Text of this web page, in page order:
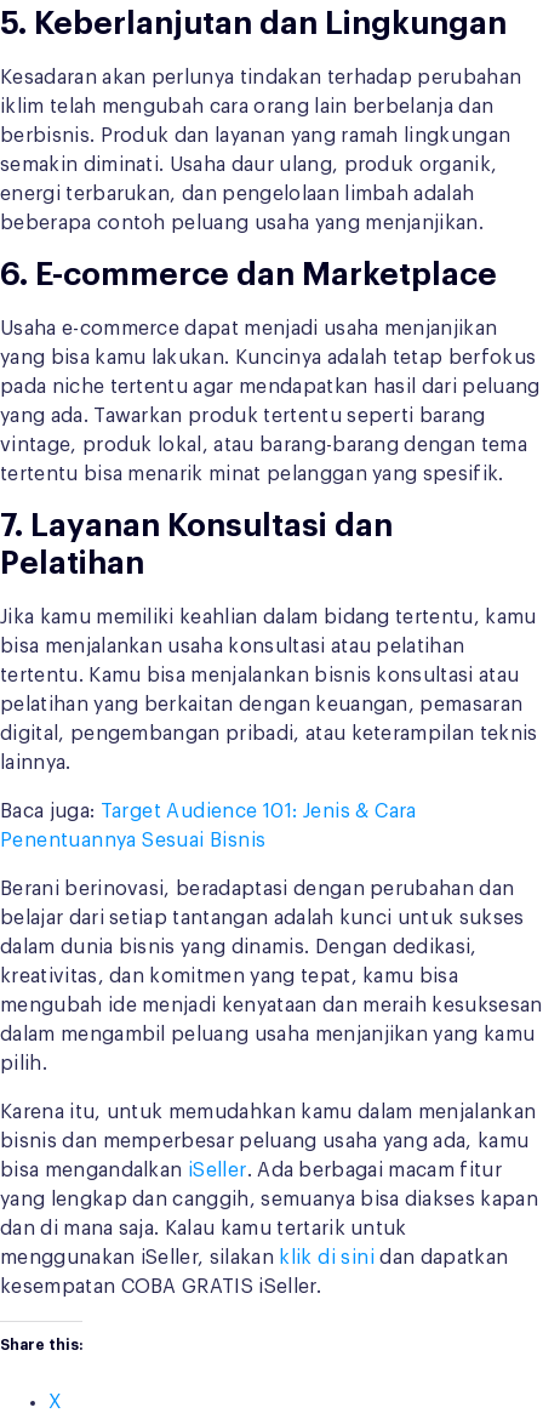
5. Keberlanjutan dan Lingkungan
Kesadaran akan perlunya tindakan terhadap perubahan
iklim telah mengubah cara orang lain berbelanja dan
berbisnis. Produk dan layanan yang ramah lingkungan
semakin diminati. Usaha daur ulang, produk organik,
energi terbarukan, dan pengelolaan limbah adalah
beberapa contoh peluang usaha yang menjanjikan.
6. E-commerce dan Marketplace
Usaha e-commerce dapat menjadi usaha menjanjikan
yang bisa kamu lakukan. Kuncinya adalah tetap berfokus
pada niche tertentu agar mendapatkan hasil dari peluang
yang ada. Tawarkan produk tertentu seperti barang
vintage, produk lokal, atau barang-barang dengan tema
tertentu bisa menarik minat pelanggan yang spesifik.
7. Layanan Konsultasi dan
Pelatihan
Jika kamu memiliki keahlian dalam bidang tertentu, kamu
bisa menjalankan usaha konsultasi atau pelatihan
tertentu. Kamu bisa menjalankan bisnis konsultasi atau
pelatihan yang berkaitan dengan keuangan, pemasaran
digital, pengembangan pribadi, atau keterampilan teknis
lainnya.
Baca juga: Target Audience 101: Jenis & Cara
Penentuannya Sesuai Bisnis
Berani berinovasi, beradaptasi dengan perubahan dan
belajar dari setiap tantangan adalah kunci untuk sukses
dalam dunia bisnis yang dinamis. Dengan dedikasi,
kreativitas, dan komitmen yang tepat, kamu bisa
mengubah ide menjadi kenyataan dan meraih kesuksesan
dalam mengambil peluang usaha menjanjikan yang kamu
pilih.
Karena itu, untuk memudahkan kamu dalam menjalankan
bisnis dan memperbesar peluang usaha yang ada, kamu
bisa mengandalkan iSeller. Ada berbagai macam fitur
yang lengkap dan canggih, semuanya bisa diakses kapan
dan di mana saja. Kalau kamu tertarik untuk
menggunakan iSeller, silakan klik di sini dan dapatkan
kesempatan COBA GRATIS iSeller.
Share this:
X